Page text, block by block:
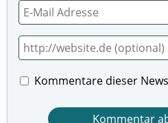
Kommentare dieser